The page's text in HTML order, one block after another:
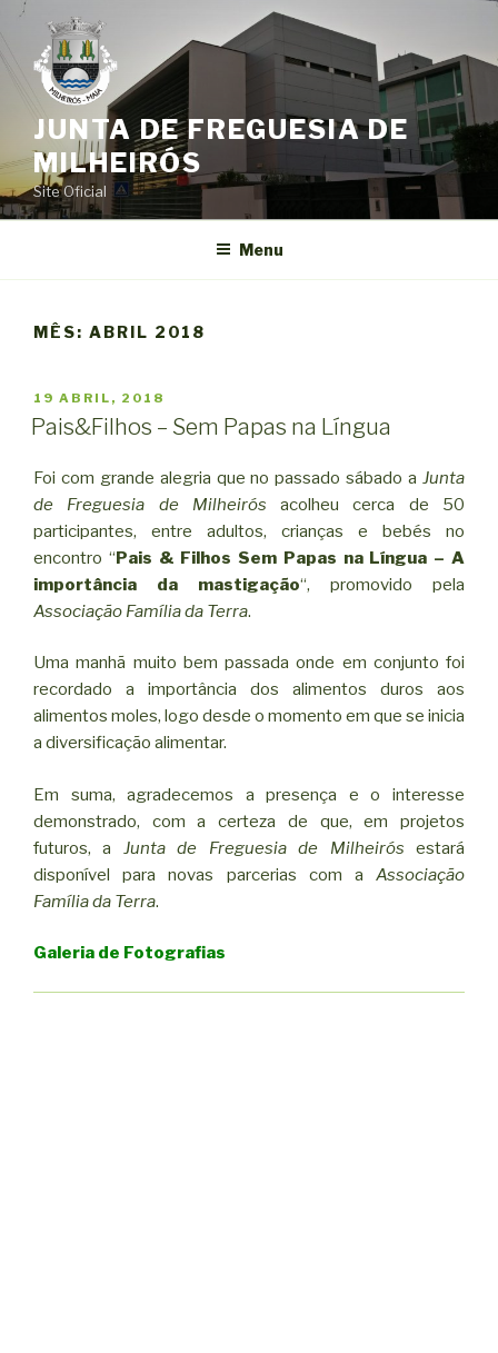
Saltar
o
conteúdo
JUNTA DE FREGUESIA DE
MILHEIRÓS
Site Oficial
Menu
MÊS: ABRIL 2018
PUBLICADO
EM
19 ABRIL, 2018
Pais&Filhos – Sem Papas na Língua
Foi com grande alegria que no passado sábado a Junta
de Freguesia de Milheirós acolheu cerca de 50
participantes, entre adultos, crianças e bebés no
encontro “Pais & Filhos Sem Papas na Língua – A
importância da mastigação“, promovido pela
Associação Família da Terra.
Uma manhã muito bem passada onde em conjunto foi
recordado a importância dos alimentos duros aos
alimentos moles, logo desde o momento em que se inicia
a diversificação alimentar.
Em suma, agradecemos a presença e o interesse
demonstrado, com a certeza de que, em projetos
futuros, a Junta de Freguesia de Milheirós estará
disponível para novas parcerias com a Associação
Família da Terra.
Galeria de Fotografias